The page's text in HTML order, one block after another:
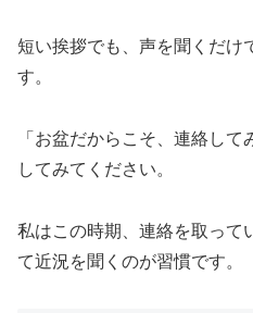
短い挨拶でも、声を聞くだけ
す。
「お盆だからこそ、連絡し
してみてください。
私はこの時期、連絡を取って
て近況を聞くのが習慣です。